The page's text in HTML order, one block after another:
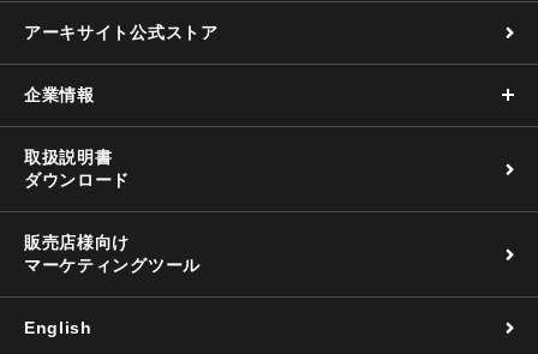
アーキサイト公式ストア
企業情報
取扱説明書
ダウンロード
販売店様向け
マーケティングツール
English